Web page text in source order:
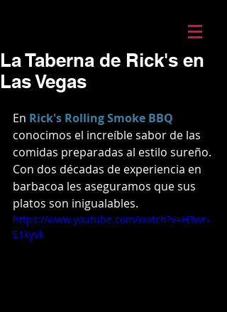
La Taberna de Rick's en
Las Vegas
En Rick's Rolling Smoke BBQ
conocimos el increíble sabor de las
comidas preparadas al estilo sureño.
Con dos décadas de experiencia en
barbacoa les aseguramos que sus
platos son inigualables.
https://www.youtube.com/watch?v=H3wr-
E1kyvk